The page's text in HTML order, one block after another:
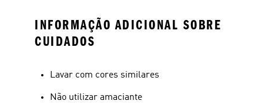
INFORMAÇÃO ADICIONAL SOBRE
CUIDADOS
Lavar com cores similares
Não utilizar amaciante